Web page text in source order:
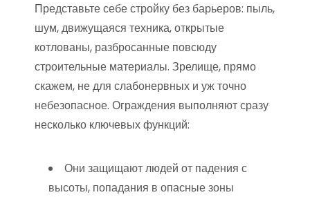
Представьте себе стройку без барьеров: пыль,
шум, движущаяся техника, открытые
котлованы, разбросанные повсюду
строительные материалы. Зрелище, прямо
скажем, не для слабонервных и уж точно
небезопасное. Ограждения выполняют сразу
несколько ключевых функций:
Они защищают людей от падения с
высоты, попадания в опасные зоны